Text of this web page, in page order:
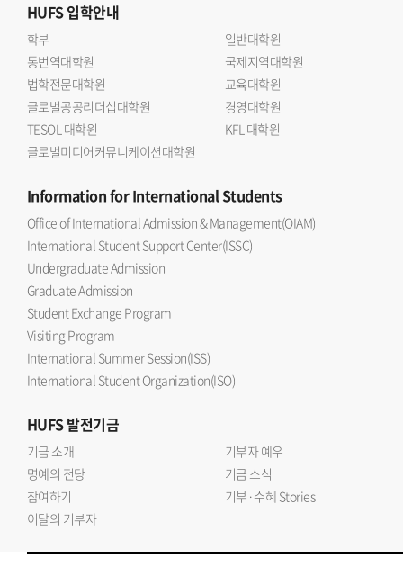
HUFS입학안내
학부
일반대학원
통번역대학원
국제지역대학원
법학전문대학원
교육대학원
글로벌공공리더십대학원
경영대학원
TESOL 대학원
KFL 대학원
글로벌미디어커뮤니케이션대학원
Informationfor International Students
Office of International Admission & Management(OIAM)
International Student Support Center(ISSC)
Undergraduate Admission
Graduate Admission
Student Exchange Program
Visiting Program
International Summer Session(ISS)
International Student Organization(ISO)
HUFS발전기금
기금 소개
기부자 예우
명예의 전당
기금 소식
참여하기
기부·수혜 Stories
이달의 기부자